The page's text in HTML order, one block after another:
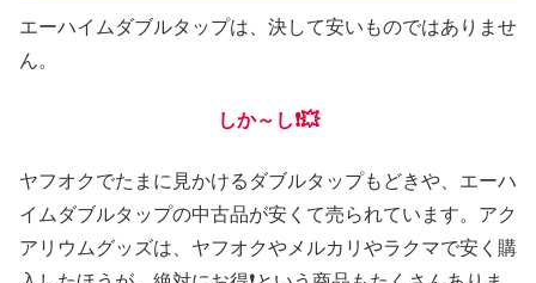
エーハイムダブルタップは、決して安いものではありませ
ん。
しか～し❗💥
ヤフオクでたまに見かけるダブルタップもどきや、エーハ
イムダブルタップの中古品が安くて売られています。アク
アリウムグッズは、ヤフオクやメルカリやラクマで安く購